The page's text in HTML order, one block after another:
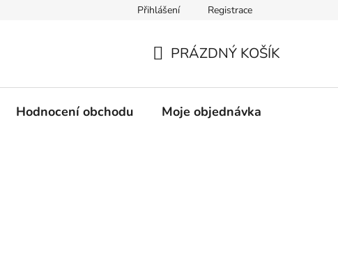
Jak prát Merino ponožky Distribuce
Přihlášení Registrace
KOŠÍK
PRÁZDNÝ KOŠÍK
Hodnocení obchodu Moje objednávka